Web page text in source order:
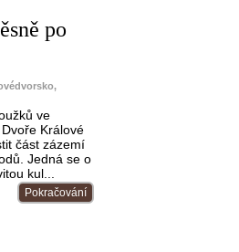
po
ve
Králové
část zázemí
Jedná se o
kul...
Pokračování